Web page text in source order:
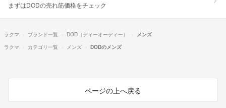
まずはDODの売れ筋価格をチェック
ラクマ ブランド一覧 DOD（ディーオーディー）
メンズ
ラクマ
カテゴリ一覧 メンズ DODのメンズ
ページの上へ戻る